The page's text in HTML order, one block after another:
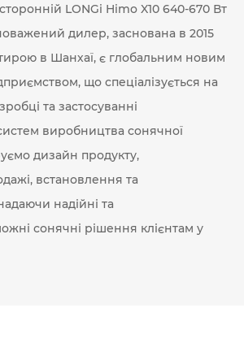
LONGi Himo X10 640-670 Вт
дилер, заснована в 2015
в Шанхаї, є глобальним новим
що спеціалізується на
та застосуванні
виробництва сонячної
дизайн продукту,
встановлення та
надійні та
сонячні рішення клієнтам у